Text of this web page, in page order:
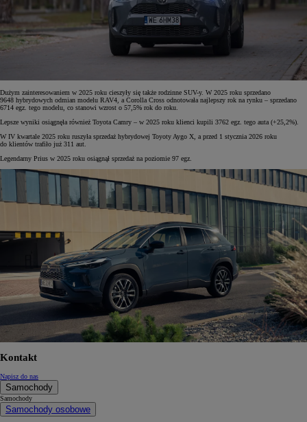
Dużym zainteresowaniem w 2025 roku cieszyły się także rodzinne SUV-y. W 2025 roku sprzedano
9648 hybrydowych odmian modelu RAV4, a Corolla Cross odnotowała najlepszy rok na rynku – sprzedano
6714 egz. tego modelu, co stanowi wzrost o 57,5% rok do roku.
Lepsze wyniki osiągnęła również Toyota Camry – w 2025 roku klienci kupili 3762 egz. tego auta (+25,2%).
W IV kwartale 2025 roku ruszyła sprzedaż hybrydowej Toyoty Aygo X, a przed 1 stycznia 2026 roku
do klientów trafiło już 311 aut.
Legendarny Prius w 2025 roku osiągnął sprzedaż na poziomie 97 egz.
Kontakt
Napisz do nas
Samochody
Samochody
Samochody osobowe